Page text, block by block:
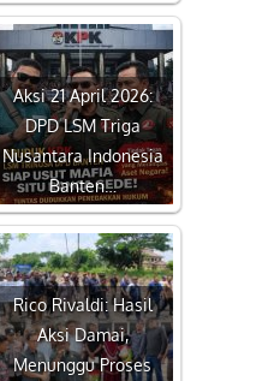
Aksi 21 April 2026:
DPD LSM Triga
Nusantara Indonesia
Banten…
Rico Rivaldi: Hasil
Aksi Damai,
Menunggu Proses